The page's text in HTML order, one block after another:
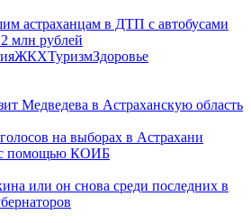
астраханцам в ДТП с автобусами
2 млн рублей
ЖКХТуризмЗдоровье
Медведева в Астраханскую область
на выборах в Астрахани
с помощью КОИБ
или он снова среди последних в